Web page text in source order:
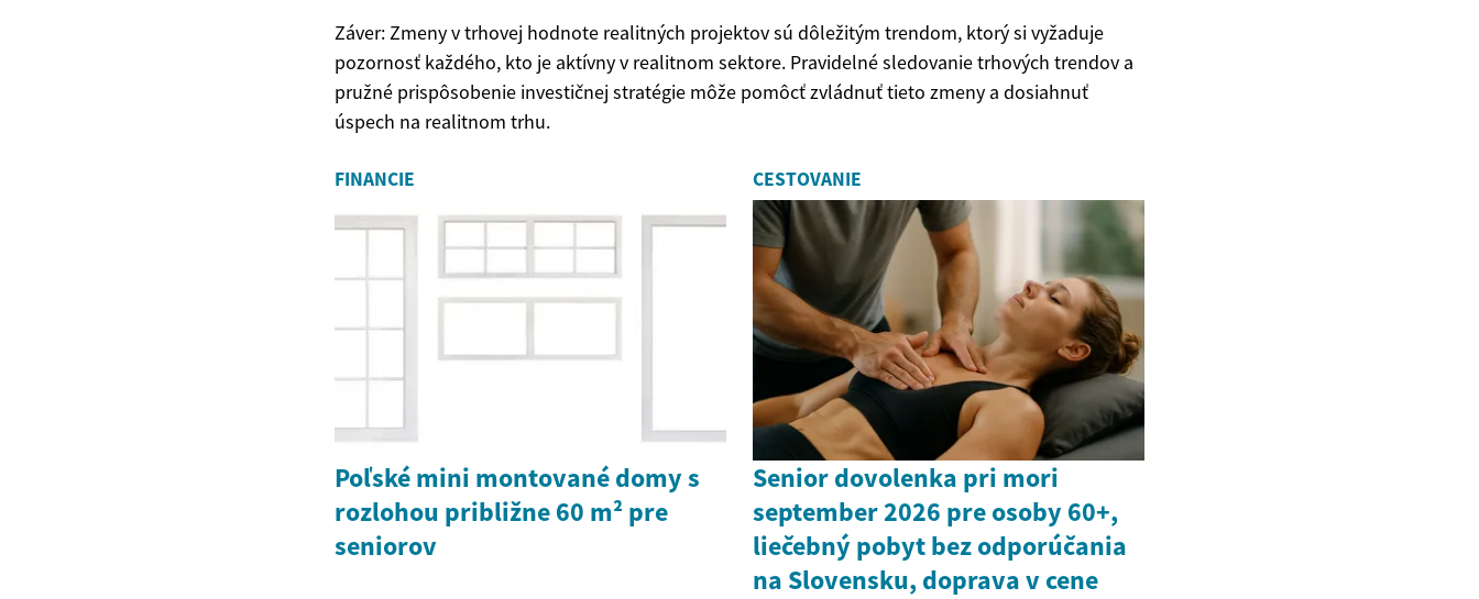
Záver: Zmeny v trhovej hodnote realitných projektov sú dôležitým trendom, ktorý si vyžaduje
pozornosť každého, kto je aktívny v realitnom sektore. Pravidelné sledovanie trhových trendov a
pružné prispôsobenie investičnej stratégie môže pomôcť zvládnuť tieto zmeny a dosiahnuť
úspech na realitnom trhu.
FINANCIE
Poľské mini montované domy s
rozlohou približne 60 m² pre
seniorov
CESTOVANIE
Senior dovolenka pri mori
september 2026 pre osoby 60+,
liečebný pobyt bez odporúčania
na Slovensku, doprava v cene